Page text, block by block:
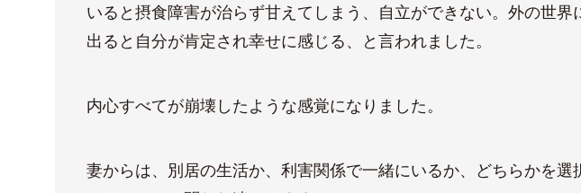
いると摂食障害が治らず甘えてしまう、自立ができない。外の世界
出ると自分が肯定され幸せに感じる、と言われました。
内心すべてが崩壊したような感覚になりました。
妻からは、別居の生活か、利害関係で一緒にいるか、どちらかを選